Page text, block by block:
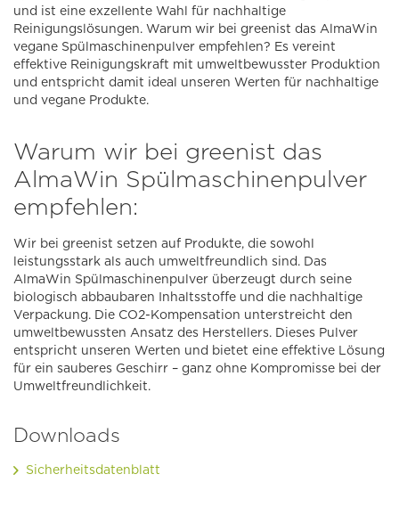
und ist eine exzellente Wahl für nachhaltige
Reinigungslösungen. Warum wir bei greenist das AlmaWin
vegane Spülmaschinenpulver empfehlen? Es vereint
effektive Reinigungskraft mit umweltbewusster Produktion
und entspricht damit ideal unseren Werten für nachhaltige
und vegane Produkte.
Warum wir bei greenist das
AlmaWin Spülmaschinenpulver
empfehlen:
Wir bei greenist setzen auf Produkte, die sowohl
leistungsstark als auch umweltfreundlich sind. Das
AlmaWin Spülmaschinenpulver überzeugt durch seine
biologisch abbaubaren Inhaltsstoffe und die nachhaltige
Verpackung. Die CO2-Kompensation unterstreicht den
umweltbewussten Ansatz des Herstellers. Dieses Pulver
entspricht unseren Werten und bietet eine effektive Lösung
für ein sauberes Geschirr – ganz ohne Kompromisse bei der
Umweltfreundlichkeit.
Downloads
Sicherheitsdatenblatt